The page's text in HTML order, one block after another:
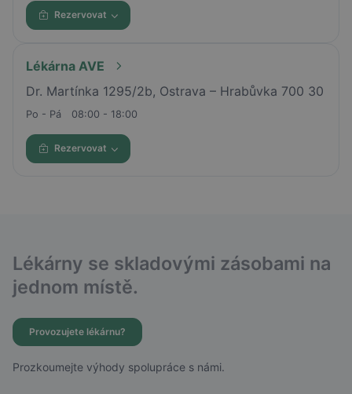
Rezervovat
Lékárna AVE
Dr. Martínka 1295/2b, Ostrava – Hrabůvka 700 30
Po - Pá 08:00 - 18:00
Rezervovat
Lékárny se skladovými zásobami na
jednom místě.
Provozujete lékárnu?
Prozkoumejte výhody spolupráce s námi.